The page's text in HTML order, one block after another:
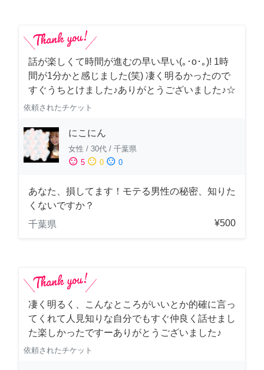
話が楽しくて時間が進むの早い早い(｡･о･｡)! 1時
間が1分かと感じました(笑) 凄く明るかったので
すぐうちとけました♪ありがとうございました♪☆
依頼されたチケット
にこにん
女性 / 30代 / 千葉県
sentiment_satisfied 5 sentiment_neutral 0 sentiment_dissatisfied 0
あなた、損してます！モテる男性の秘密、知りた
くないですか？
千葉県
¥500
凄く明るく、こんなところがいいとか的確に言っ
てくれて人見知りな自分でもすぐ仲良く話せまし
た楽しかったですーありがとうございました♪
依頼されたチケット